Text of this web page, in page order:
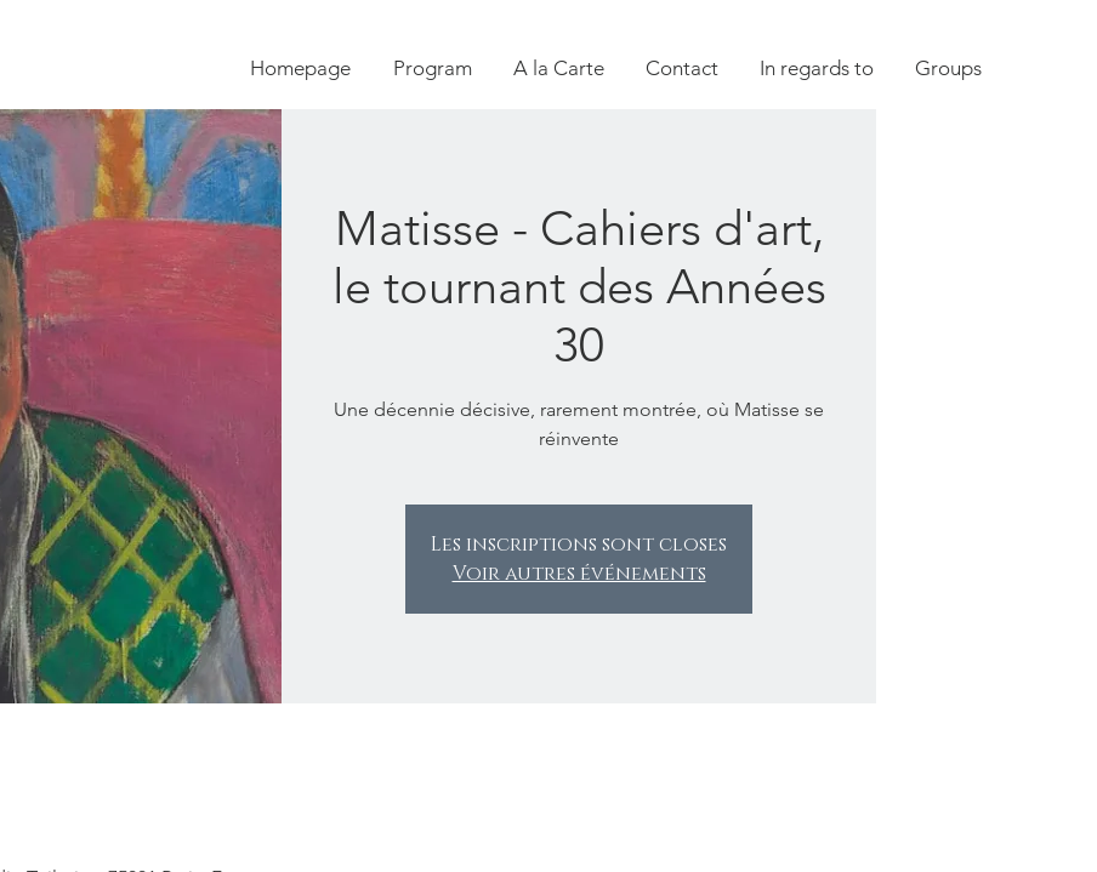
Homepage Program A la Carte Contact In regards to Groups
Matisse - Cahiers d'art,
le tournant des Années
30
Une décennie décisive, rarement montrée, où Matisse se
réinvente
Les inscriptions sont closes
Voir autres événements